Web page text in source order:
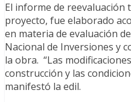
El informe de reevaluación
proyecto, fue elaborado
en materia de evaluación
Nacional de Inversiones y
la obra. “Las
construcción y las
manifestó la edil.